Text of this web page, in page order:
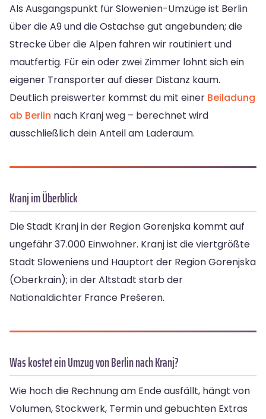
Als Ausgangspunkt für Slowenien-Umzüge ist Berlin
über die A9 und die Ostachse gut angebunden; die
Strecke über die Alpen fahren wir routiniert und
mautfertig. Für ein oder zwei Zimmer lohnt sich ein
eigener Transporter auf dieser Distanz kaum.
Deutlich preiswerter kommst du mit einer Beiladung
ab Berlin nach Kranj weg – berechnet wird
ausschließlich dein Anteil am Laderaum.
Kranj im Überblick
Die Stadt Kranj in der Region Gorenjska kommt auf
ungefähr 37.000 Einwohner. Kranj ist die viertgrößte
Stadt Sloweniens und Hauptort der Region Gorenjska
(Oberkrain); in der Altstadt starb der
Nationaldichter France Prešeren.
Was kostet ein Umzug von Berlin nach Kranj?
Wie hoch die Rechnung am Ende ausfällt, hängt von
Volumen, Stockwerk, Termin und gebuchten Extras